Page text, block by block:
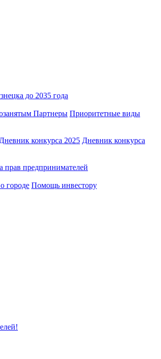
до 2035 года
Партнеры Приоритетные виды
Дневник конкурса 2025 Дневник конкурса
прав предпринимателей
городе Помощь инвестору